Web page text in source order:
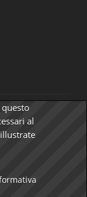
al
| CF